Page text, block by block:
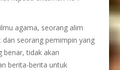
agama, seorang alim
seorang pemimpin yang
benar, tidak akan
berita-berita untuk